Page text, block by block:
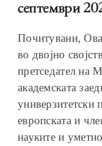
септември
Почитувани,
во двојно
претседател на
академската
универзитетски
европската и
науките и